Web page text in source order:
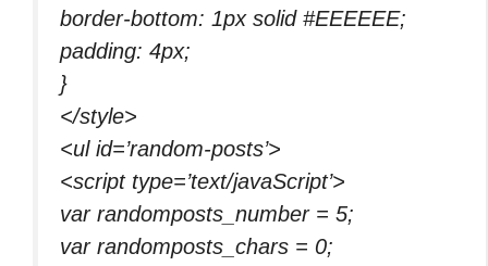
border-bottom: 1px solid #EEEEEE;
padding: 4px;
}
</style>
<ul id=’random-posts’>
<script type=’text/javaScript’>
var randomposts_number = 5;
var randomposts_chars = 0;